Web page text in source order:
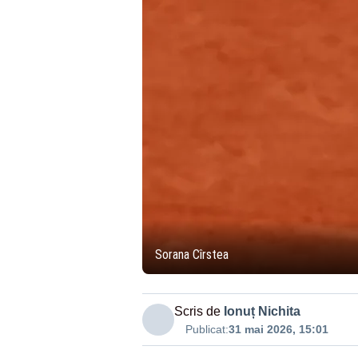
Sorana Cîrstea
Scris de Ionuț Nichita
Publicat:31 mai 2026, 15:01